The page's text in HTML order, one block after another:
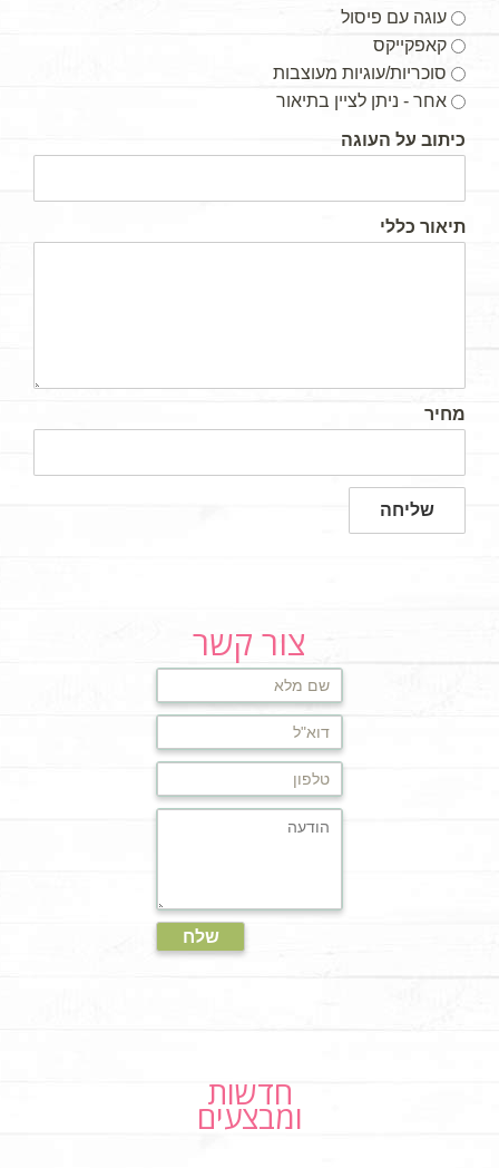
עוגה עם פיסול
קאפקייקס
סוכריות/עוגיות מעוצבות
אחר - ניתן לציין בתיאור
כיתוב על העוגה
תיאור כללי
מחיר
שליחה
צור קשר
חדשות
ומבצעים